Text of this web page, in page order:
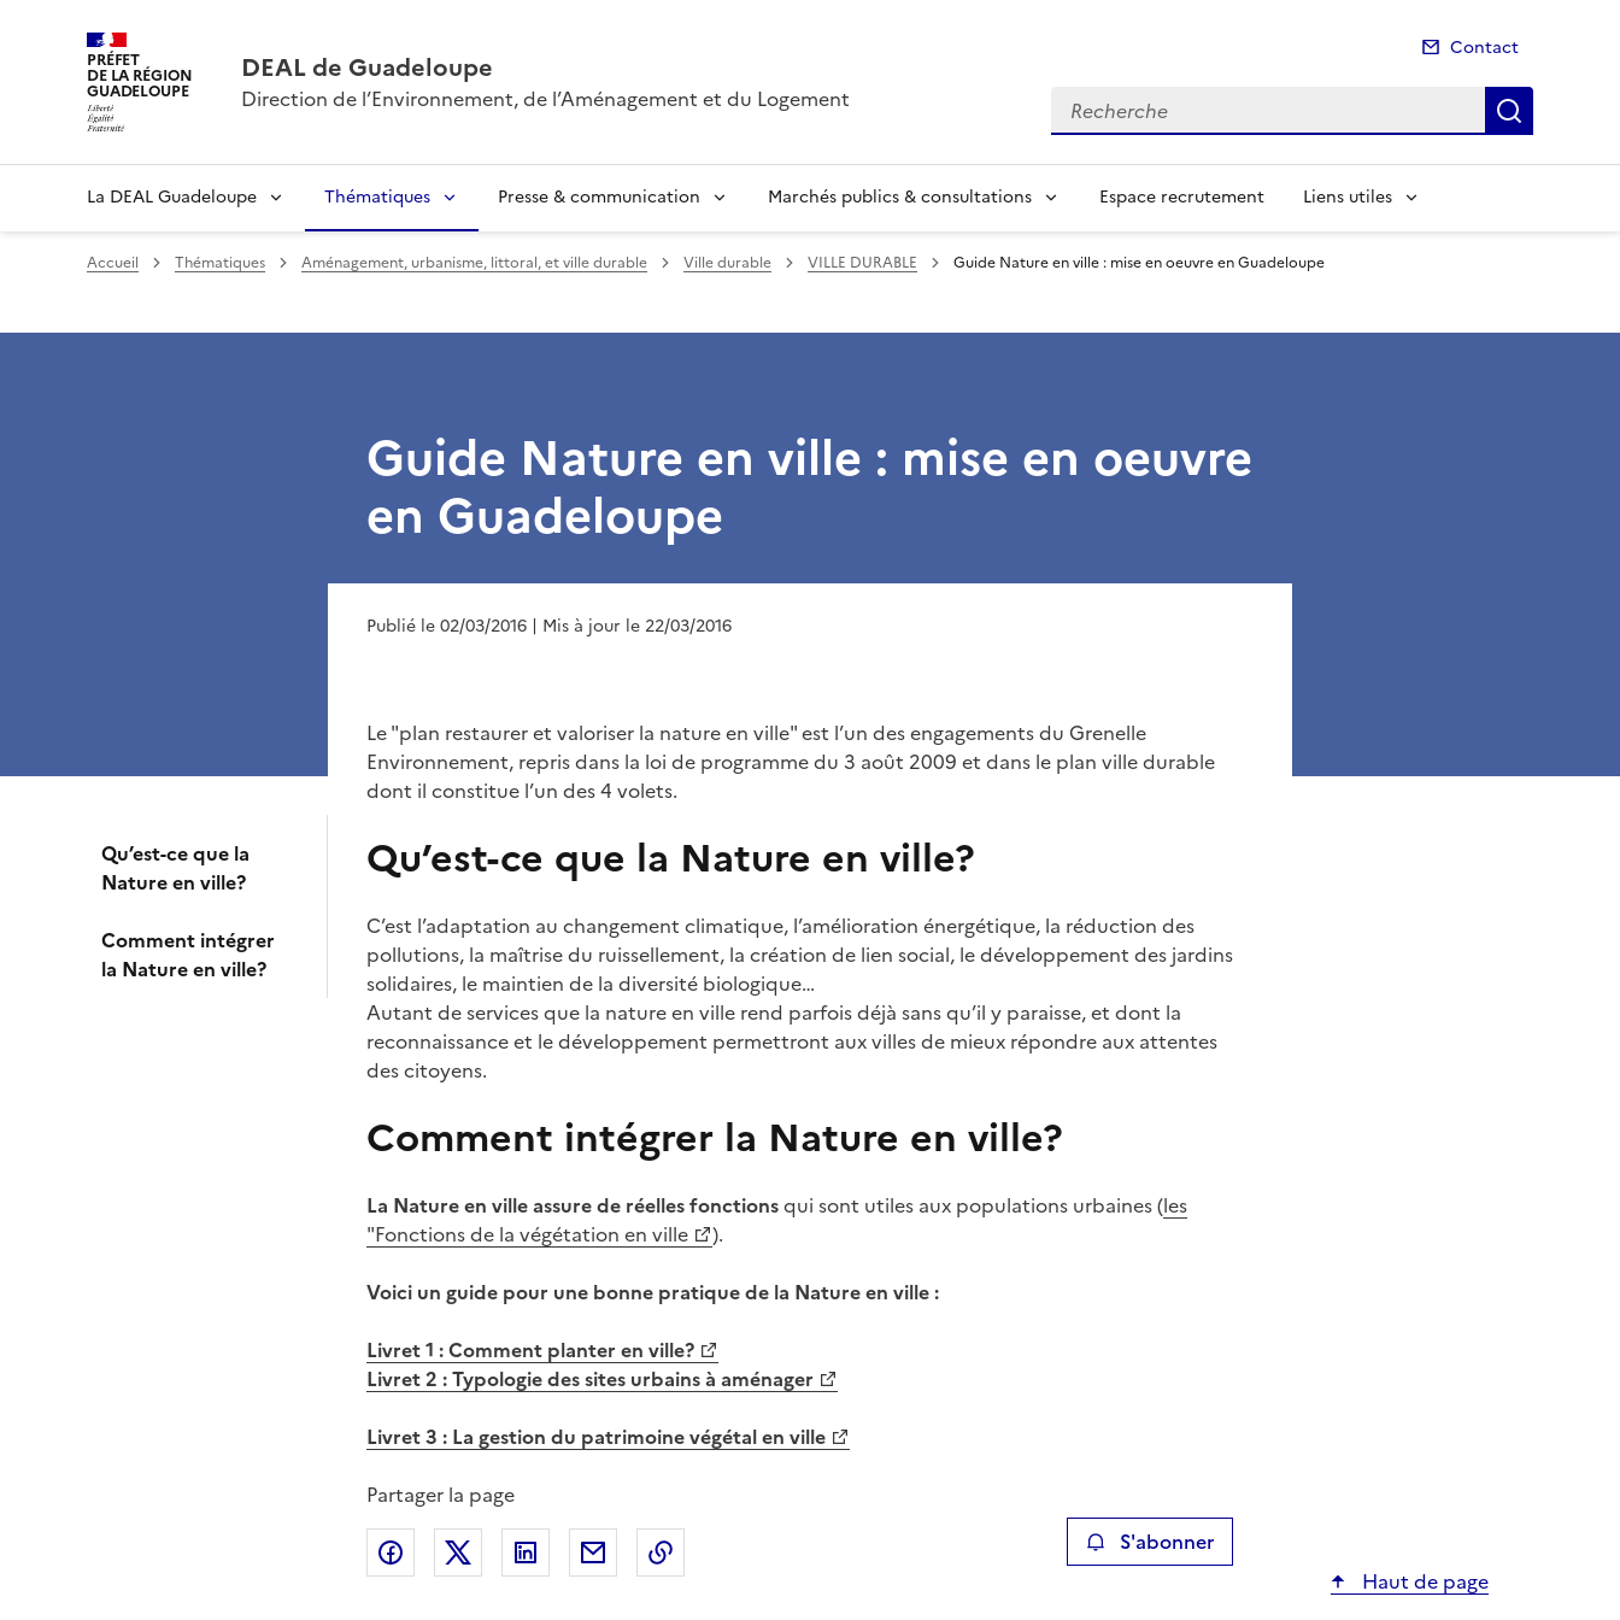
PRÉFET
DE LA RÉGION
GUADELOUPE
DEAL de Guadeloupe
Direction de l’Environnement, de l’Aménagement et du Logement
Contact
Recherche
La DEAL Guadeloupe Thématiques Presse & communication Marchés publics & consultations Espace recrutement Liens utiles
Accueil Thématiques Aménagement, urbanisme, littoral, et ville durable Ville durable VILLE DURABLE Guide Nature en ville : mise en oeuvre en Guadeloupe
Qu’est-ce que la
Nature en ville?
Comment intégrer
la Nature en ville?
Guide Nature en ville : mise en oeuvre
en Guadeloupe
Publié le 02/03/2016 | Mis à jour le 22/03/2016
Le "plan restaurer et valoriser la nature en ville" est l’un des engagements du Grenelle
Environnement, repris dans la loi de programme du 3 août 2009 et dans le plan ville durable
dont il constitue l’un des 4 volets.
Qu’est-ce que la Nature en ville?
C’est l’adaptation au changement climatique, l’amélioration énergétique, la réduction des
pollutions, la maîtrise du ruissellement, la création de lien social, le développement des jardins
solidaires, le maintien de la diversité biologique…
Autant de services que la nature en ville rend parfois déjà sans qu’il y paraisse, et dont la
reconnaissance et le développement permettront aux villes de mieux répondre aux attentes
des citoyens.
Comment intégrer la Nature en ville?
La Nature en ville assure de réelles fonctionsqui sont utiles aux populations urbaines (les
"Fonctions de la végétation en ville
).
Voici un guide pour une bonne pratique de la Nature en ville :
Livret 1 : Comment planter en ville?
Livret 2 : Typologie des sites urbains à aménager
Livret 3 : La gestion du patrimoine végétal en ville
Partager la page
Partager sur Facebook
Partager sur XPartager sur LinkedIn
Partager par emailCopier le lien de la page dans le presse-papier S'abonner
Haut de page